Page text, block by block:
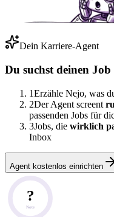
Dein Karriere-Agent
Du suchst deinen
1Erzähle Nejo, was
2Der Agent screent
passenden Jobs für
3Jobs, die wirklich
Inbox
Agent kostenlos einrichten
?
Note